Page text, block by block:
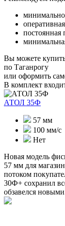
постоянная
Вы можете
по Таганрогу
или оформить
В комплект
АТОЛ 35Ф
57 мм
100 мм/с
Нет
Новая модель
57 мм для
потоком
30Ф+ сохранил
обзавелся